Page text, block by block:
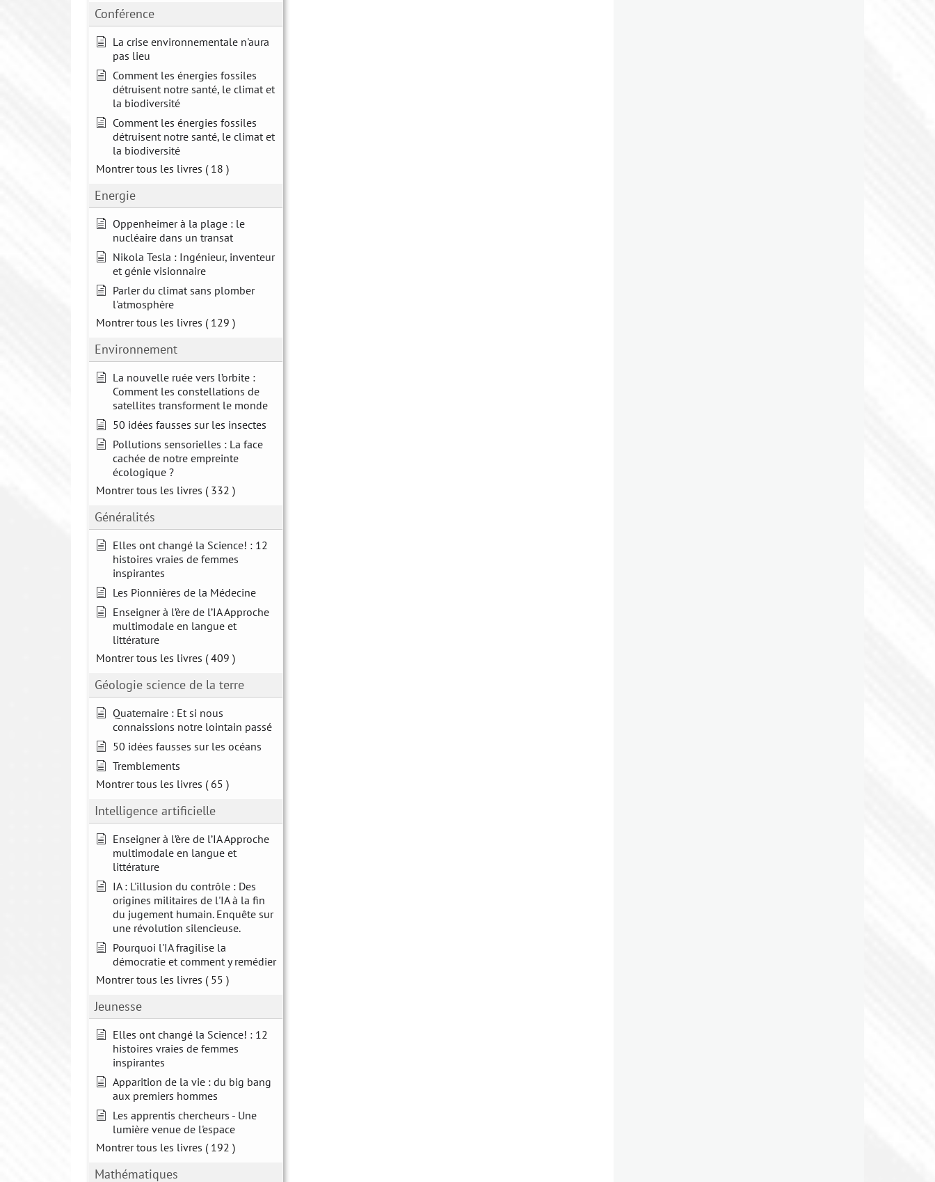
Conférence
La crise environnementale n'aura
pas lieu
Comment les énergies fossiles
détruisent notre santé, le climat et
la biodiversité
Comment les énergies fossiles
détruisent notre santé, le climat et
la biodiversité
Montrer tous les livres ( 18 )
Energie
Oppenheimer à la plage : le
nucléaire dans un transat
Nikola Tesla : Ingénieur, inventeur
et génie visionnaire
Parler du climat sans plomber
l'atmosphère
Montrer tous les livres ( 129 )
Environnement
La nouvelle ruée vers l’orbite :
Comment les constellations de
satellites transforment le monde
50 idées fausses sur les insectes
Pollutions sensorielles : La face
cachée de notre empreinte
écologique ?
Montrer tous les livres ( 332 )
Généralités
Elles ont changé la Science! : 12
histoires vraies de femmes
inspirantes
Les Pionnières de la Médecine
Enseigner à l’ère de l’IA Approche
multimodale en langue et
littérature
Montrer tous les livres ( 409 )
Géologie science de la terre
Quaternaire : Et si nous
connaissions notre lointain passé
50 idées fausses sur les océans
Tremblements
Montrer tous les livres ( 65 )
Intelligence artificielle
Enseigner à l’ère de l’IA Approche
multimodale en langue et
littérature
IA : L'illusion du contrôle : Des
origines militaires de l'IA à la fin
du jugement humain. Enquête sur
une révolution silencieuse.
Pourquoi l'IA fragilise la
démocratie et comment y remédier
Montrer tous les livres ( 55 )
Jeunesse
Elles ont changé la Science! : 12
histoires vraies de femmes
inspirantes
Apparition de la vie : du big bang
aux premiers hommes
Les apprentis chercheurs - Une
lumière venue de l'espace
Montrer tous les livres ( 192 )
Mathématiques